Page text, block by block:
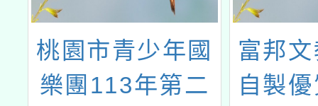
桃園市青少年國
樂團113年第二
富邦
自製